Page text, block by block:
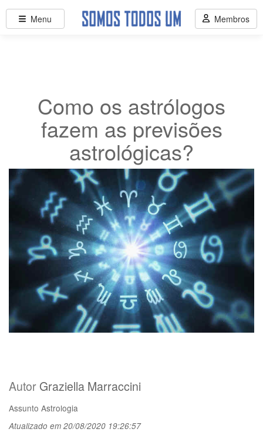
Como os astrólogos
fazem as previsões
astrológicas?
Autor Graziella Marraccini
Assunto Astrologia
Atualizado em 20/08/2020 19:26:57
Menu Membros